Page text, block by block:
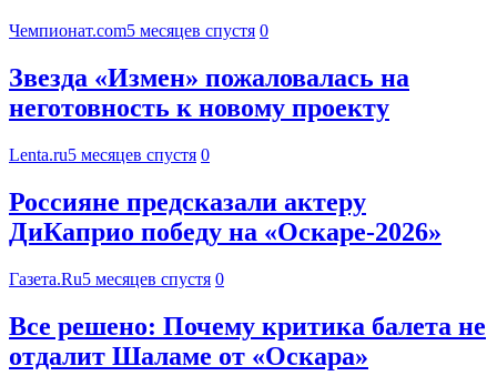
Чемпионат.com5 месяцев спустя 0
Звезда «Измен» пожаловалась на
неготовность к новому проекту
Lenta.ru5 месяцев спустя 0
Россияне предсказали актеру
ДиКаприо победу на «Оскаре-2026»
Газета.Ru5 месяцев спустя 0
Все решено: Почему критика балета не
отдалит Шаламе от «Оскара»